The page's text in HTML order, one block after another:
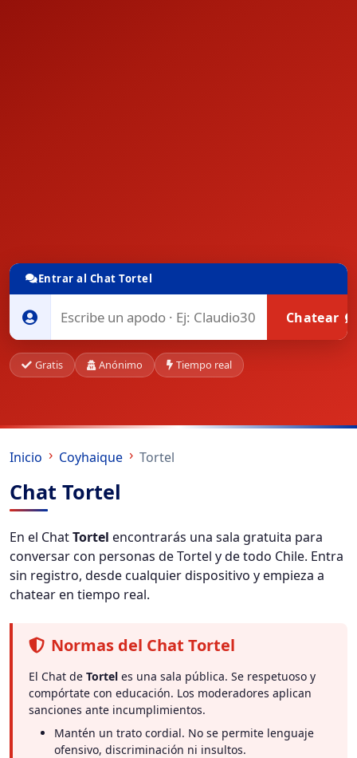
Entrar al Chat Tortel
Chatear
Gratis Anónimo Tiempo real
Inicio Coyhaique Tortel
Chat Tortel
En el ChatTortel encontrarás una sala gratuita para
conversar con personas de Tortel y de todo Chile. Entra
sin registro, desde cualquier dispositivo y empieza a
chatear en tiempo real.
Normas del Chat Tortel
El Chat de Tortel es una sala pública. Se respetuoso y
compórtate con educación. Los moderadores aplican
sanciones ante incumplimientos.
Mantén un trato cordial. No se permite lenguaje
ofensivo, discriminación ni insultos.